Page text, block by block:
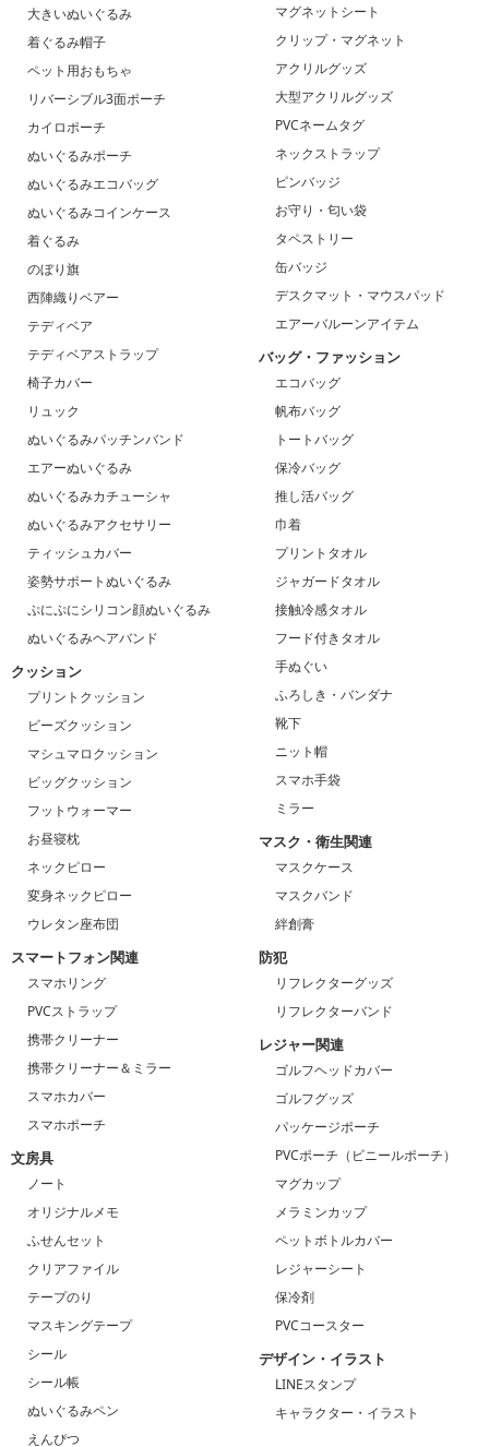
大きいぬいぐるみ
着ぐるみ帽子
ペット用おもちゃ
リバーシブル3面ポーチ
カイロポーチ
ぬいぐるみポーチ
ぬいぐるみエコバッグ
ぬいぐるみコインケース
着ぐるみ
のぼり旗
西陣織りベアー
テディベア
テディベアストラップ
椅子カバー
リュック
ぬいぐるみパッチンバンド
エアーぬいぐるみ
ぬいぐるみカチューシャ
ぬいぐるみアクセサリー
ティッシュカバー
姿勢サポートぬいぐるみ
ぷにぷにシリコン顔ぬいぐるみ
ぬいぐるみヘアバンド
クッション
プリントクッション
ビーズクッション
マシュマロクッション
ビッグクッション
フットウォーマー
お昼寝枕
ネックピロー
変身ネックピロー
ウレタン座布団
スマートフォン関連
スマホリング
PVCストラップ
携帯クリーナー
携帯クリーナー＆ミラー
スマホカバー
スマホポーチ
文房具
ノート
オリジナルメモ
ふせんセット
クリアファイル
テープのり
マスキングテープ
シール
シール帳
ぬいぐるみペン
えんぴつ
マグネットシート
クリップ・マグネット
アクリルグッズ
大型アクリルグッズ
PVCネームタグ
ネックストラップ
ピンバッジ
お守り・匂い袋
タペストリー
缶バッジ
デスクマット・マウスパッド
エアーバルーンアイテム
バッグ・ファッション
エコバッグ
帆布バッグ
トートバッグ
保冷バッグ
推し活バッグ
巾着
プリントタオル
ジャガードタオル
接触冷感タオル
フード付きタオル
手ぬぐい
ふろしき・バンダナ
靴下
ニット帽
スマホ手袋
ミラー
マスク・衛生関連
マスクケース
マスクバンド
絆創膏
防犯
リフレクターグッズ
リフレクターバンド
レジャー関連
ゴルフヘッドカバー
ゴルフグッズ
パッケージポーチ
PVCポーチ（ビニールポーチ）
マグカップ
メラミンカップ
ペットボトルカバー
レジャーシート
保冷剤
PVCコースター
デザイン・イラスト
LINEスタンプ
キャラクター・イラスト